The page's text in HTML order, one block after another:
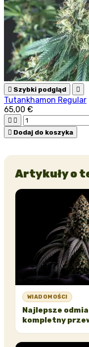
 Szybki podgląd 
Tutankhamon Regular
65,00 €
 
 Dodaj do koszyka
Artykuły o
WIADOMOŚCI
Najlepsze
kompletny